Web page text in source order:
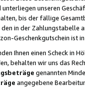
unseren
bis der fällige
in der
Geschenkgutschein ist
Ihnen einen Scheck in
behalten wir uns das
genannten
angegebene